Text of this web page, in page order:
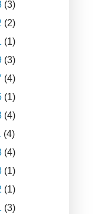
(3)
(2)
(1)
(3)
(4)
(1)
(4)
(4)
(4)
(1)
(1)
(3)